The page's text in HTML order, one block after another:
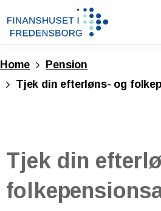
Home
Pension
Tjek din efterløns- og
Tjek din